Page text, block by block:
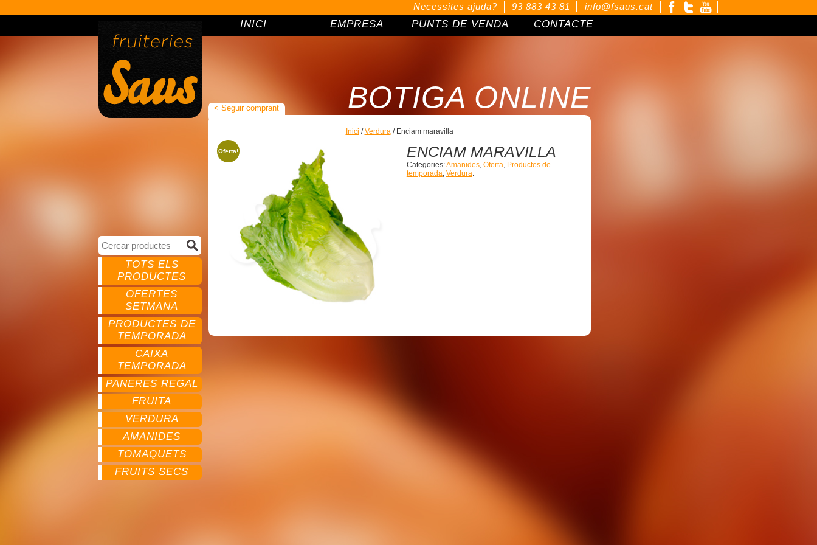
info@fsaus.cat
93 883 43 81
Necessites ajuda?
INICI EMPRESA PUNTS DE VENDA CONTACTE
TOTS ELS
PRODUCTES
OFERTES
SETMANA
PRODUCTES DE
TEMPORADA
CAIXA
TEMPORADA
PANERES REGAL
FRUITA
VERDURA
AMANIDES
TOMAQUETS
FRUITS SECS
BOTIGA ONLINE
< Seguir comprant
Inici /Verdura/ Enciam maravilla
Oferta! ENCIAM MARAVILLA
Categories:Amanides, Oferta, Productes de
temporada, Verdura.